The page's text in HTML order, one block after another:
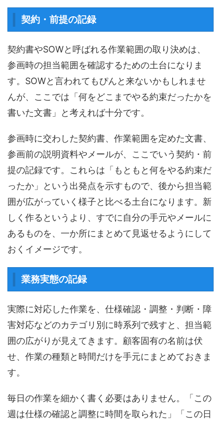
契約・前提の記録
契約書やSOWと呼ばれる作業範囲の取り決めは、
参画時の担当範囲を確認するための土台になりま
す。SOWと言われてもぴんと来ないかもしれませ
んが、ここでは「何をどこまでやる約束だったかを
書いた文書」と考えれば十分です。
参画時に交わした契約書、作業範囲を定めた文書、
参画前の説明資料やメールが、ここでいう契約・前
提の記録です。これらは「もともと何をやる約束だ
ったか」という出発点を示すもので、後から担当範
囲が広がっていく様子と比べる土台になります。新
しく作るというより、すでに自分の手元やメールに
あるものを、一か所にまとめて見返せるようにして
おくイメージです。
業務実態の記録
実際に対応した作業を、仕様確認・調整・判断・障
害対応などのカテゴリ別に時系列で残すと、担当範
囲の広がりが見えてきます。顧客固有の名前は伏
せ、作業の種類と時間だけを手元にまとめておきま
す。
毎日の作業を細かく書く必要はありません。「この
週は仕様の確認と調整に時間を取られた」「この日